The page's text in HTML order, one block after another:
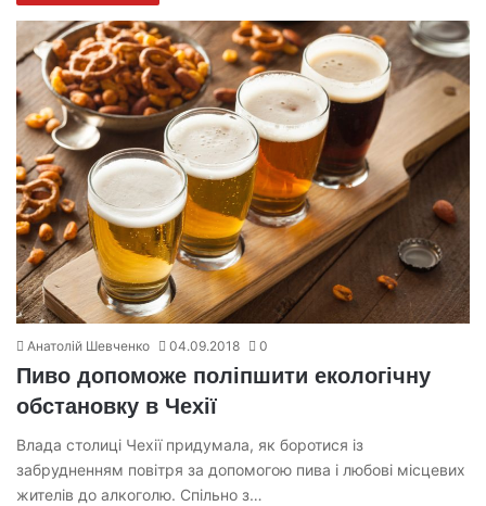
Анатолій Шевченко 04.09.2018 0
Пиво допоможе поліпшити екологічну
обстановку в Чехії
Влада столиці Чехії придумала, як боротися із
забрудненням повітря за допомогою пива і любові місцевих
жителів до алкоголю. Спільно з…